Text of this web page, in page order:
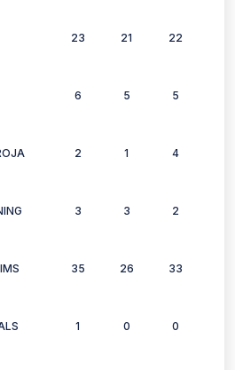
23 21 22
6 5 5
2 1 4
3 3 2
35 26 33
1 0 0